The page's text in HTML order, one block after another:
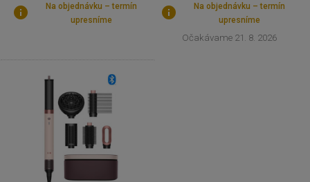
Na objednávku – termín
upresníme
Na objednávku – termín
upresníme
Očakávame 21. 8. 2026